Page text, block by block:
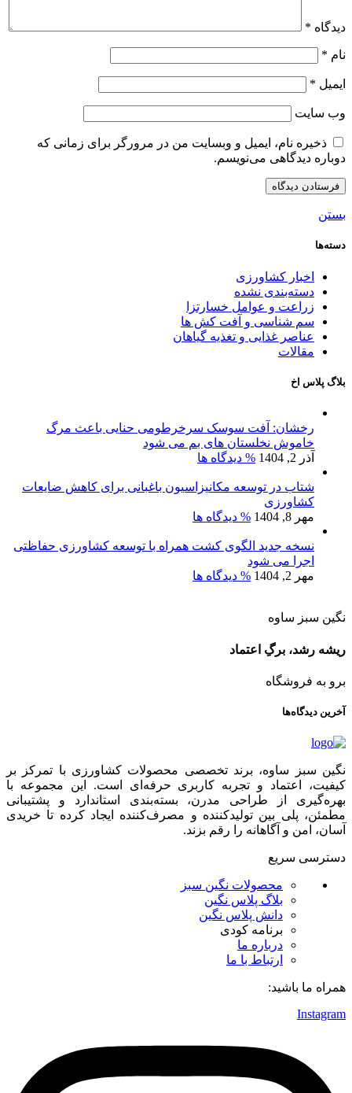
دیدگاه *
نام *
ایمیل *
وب‌ سایت
ذخیره نام، ایمیل و وبسایت من در مرورگر برای زمانی که
دوباره دیدگاهی می‌نویسم.
بستن
دسته‌ها
اخبار کشاورزی
دسته‌بندی نشده
زراعت و عوامل خسارتزا
سم شناسی و آفت کش ها
عناصر غذایی و تغذیه گیاهان
مقالات
بلاگ پلاس اخ
رخشان: آفت سوسک سرخرطومی حنایی باعث مرگ
خاموش نخلستان های بم می شود
آذر 2, 1404
% دیدگاه ها
شتاب در توسعه مکانیزاسیون باغبانی برای کاهش ضایعات
کشاورزی
مهر 8, 1404
% دیدگاه ها
نسخه جدید الگوی کشت همراه با توسعه کشاورزی حفاظتی
اجرا می شود
مهر 2, 1404
% دیدگاه ها
نگین سبز ساوه
ریشه رشد، برگِ اعتماد
برو به فروشگاه
آخرین دیدگاه‌ها
نگین سبز ساوه، برند تخصصی محصولات کشاورزی با تمرکز بر
کیفیت، اعتماد و تجربه کاربری حرفه‌ای است. این مجموعه با
بهره‌گیری از طراحی مدرن، بسته‌بندی استاندارد و پشتیبانی
مطمئن، پلی بین تولیدکننده و مصرف‌کننده ایجاد کرده تا خریدی
آسان، امن و آگاهانه را رقم بزند.
دسترسی سریع
محصولات نگین سبز
بلاگ پلاس نگین
دانش پلاس نگین
برنامه کودی
درباره ما
ارتباط با ما
همراه ما باشید:
Instagram